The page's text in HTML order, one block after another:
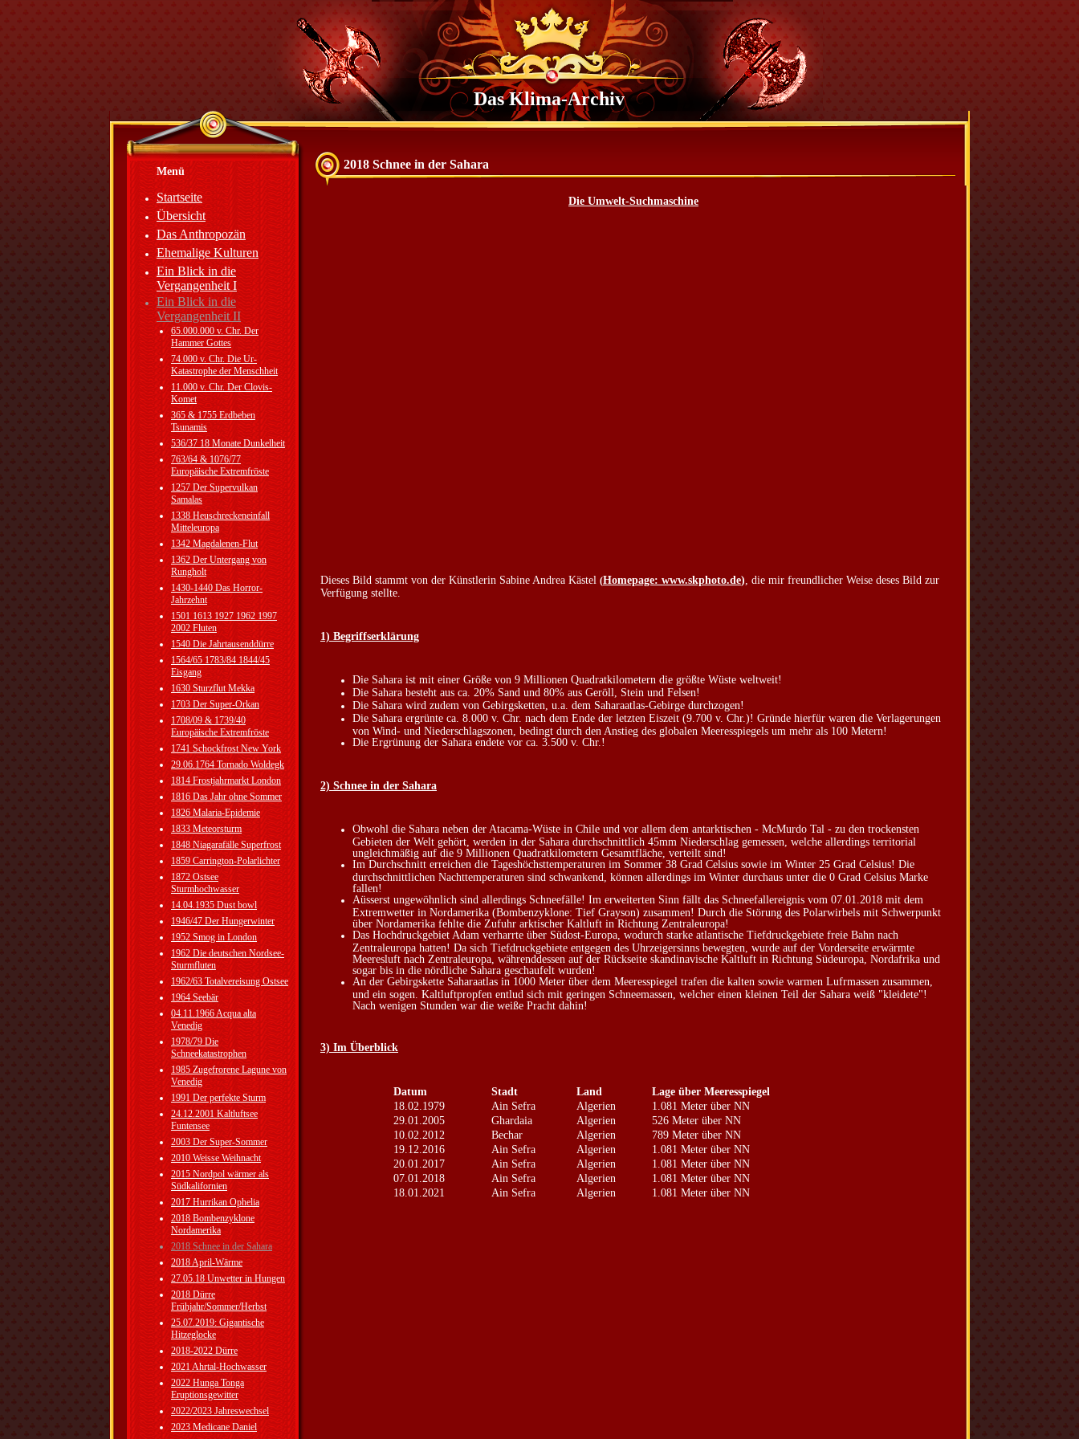
Das Klima-Archiv
Menü
Startseite
Übersicht
Das Anthropozän
Ehemalige Kulturen
Ein Blick in die
Vergangenheit I
Ein Blick in die
Vergangenheit II
65.000.000 v. Chr. Der
Hammer Gottes
74.000 v. Chr. Die Ur-
Katastrophe der Menschheit
11.000 v. Chr. Der Clovis-
Komet
365 & 1755 Erdbeben
Tsunamis
536/37 18 Monate Dunkelheit
763/64 & 1076/77
Europäische Extremfröste
1257 Der Supervulkan
Samalas
1338 Heuschreckeneinfall
Mitteleuropa
1342 Magdalenen-Flut
1362 Der Untergang von
Rungholt
1430-1440 Das Horror-
Jahrzehnt
1501 1613 1927 1962 1997
2002 Fluten
1540 Die Jahrtausenddürre
1564/65 1783/84 1844/45
Eisgang
1630 Sturzflut Mekka
1703 Der Super-Orkan
1708/09 & 1739/40
Europäische Extremfröste
1741 Schockfrost New York
29.06.1764 Tornado Woldegk
1814 Frostjahrmarkt London
1816 Das Jahr ohne Sommer
1826 Malaria-Epidemie
1833 Meteorsturm
1848 Niagarafälle Superfrost
1859 Carrington-Polarlichter
1872 Ostsee
Sturmhochwasser
14.04.1935 Dust bowl
1946/47 Der Hungerwinter
1952 Smog in London
1962 Die deutschen Nordsee-
Sturmfluten
1962/63 Totalvereisung Ostsee
1964 Seebär
04.11.1966 Acqua alta
Venedig
1978/79 Die
Schneekatastrophen
1985 Zugefrorene Lagune von
Venedig
1991 Der perfekte Sturm
24.12.2001 Kaltluftsee
Funtensee
2003 Der Super-Sommer
2010 Weisse Weihnacht
2015 Nordpol wärmer als
Südkalifornien
2017 Hurrikan Ophelia
2018 Bombenzyklone
Nordamerika
2018 Schnee in der Sahara
2018 April-Wärme
27.05.18 Unwetter in Hungen
2018 Dürre
Frühjahr/Sommer/Herbst
25.07.2019: Gigantische
Hitzeglocke
2018-2022 Dürre
2021 Ahrtal-Hochwasser
2022 Hunga Tonga
Eruptionsgewitter
2022/2023 Jahreswechsel
2023 Medicane Daniel
2018 Schnee in der Sahara
Die Umwelt-Suchmaschine
Dieses Bild stammt von der Künstlerin Sabine Andrea Kästel (Homepage: www.skphoto.de), die mir freundlicher Weise deses Bild zur
Verfügung stellte.
1) Begriffserklärung
Die Sahara ist mit einer Größe von 9 Millionen Quadratkilometern die größte Wüste weltweit!
Die Sahara besteht aus ca. 20% Sand und 80% aus Geröll, Stein und Felsen!
Die Sahara wird zudem von Gebirgsketten, u.a. dem Saharaatlas-Gebirge durchzogen!
Die Sahara ergrünte ca. 8.000 v. Chr. nach dem Ende der letzten Eiszeit (9.700 v. Chr.)! Gründe hierfür waren die Verlagerungen
von Wind- und Niederschlagszonen, bedingt durch den Anstieg des globalen Meeresspiegels um mehr als 100 Metern!
Die Ergrünung der Sahara endete vor ca. 3.500 v. Chr.!
2) Schnee in der Sahara
Obwohl die Sahara neben der Atacama-Wüste in Chile und vor allem dem antarktischen - McMurdo Tal - zu den trockensten
Gebieten der Welt gehört, werden in der Sahara durchschnittlich 45mm Niederschlag gemessen, welche allerdings territorial
ungleichmäßig auf die 9 Millionen Quadratkilometern Gesamtfläche, verteilt sind!
Im Durchschnitt erreichen die Tageshöchsttemperaturen im Sommer 38 Grad Celsius sowie im Winter 25 Grad Celsius! Die
durchschnittlichen Nachttemperaturen sind schwankend, können allerdings im Winter durchaus unter die 0 Grad Celsius Marke
fallen!
Aüsserst ungewöhnlich sind allerdings Schneefälle! Im erweiterten Sinn fällt das Schneefallereignis vom 07.01.2018 mit dem
Extremwetter in Nordamerika (Bombenzyklone: Tief Grayson) zusammen! Durch die Störung des Polarwirbels mit Schwerpunkt
über Nordamerika fehlte die Zufuhr arktischer Kaltluft in Richtung Zentraleuropa!
Das Hochdruckgebiet Adam verharrte über Südost-Europa, wodurch starke atlantische Tiefdruckgebiete freie Bahn nach
Zentraleuropa hatten! Da sich Tiefdruckgebiete entgegen des Uhrzeigersinns bewegten, wurde auf der Vorderseite erwärmte
Meeresluft nach Zentraleuropa, währenddessen auf der Rückseite skandinavische Kaltluft in Richtung Südeuropa, Nordafrika und
sogar bis in die nördliche Sahara geschaufelt wurden!
An der Gebirgskette Saharaatlas in 1000 Meter über dem Meeresspiegel trafen die kalten sowie warmen Lufrmassen zusammen,
und ein sogen. Kaltluftpropfen entlud sich mit geringen Schneemassen, welcher einen kleinen Teil der Sahara weiß "kleidete"!
Nach wenigen Stunden war die weiße Pracht dahin!
3) Im Überblick
Datum Stadt Land
Lage über Meeresspiegel
18.02.1979
Ain Sefra Algerien
1.081 Meter über NN
29.01.2005
Ghardaia Algerien
526 Meter über NN
10.02.2012
Bechar Algerien
789 Meter über NN
19.12.2016
Ain Sefra Algerien
1.081 Meter über NN
20.01.2017
Ain Sefra Algerien
1.081 Meter über NN
07.01.2018
Ain Sefra Algerien
1.081 Meter über NN
18.01.2021
Ain Sefra Algerien 1.081 Meter über NN